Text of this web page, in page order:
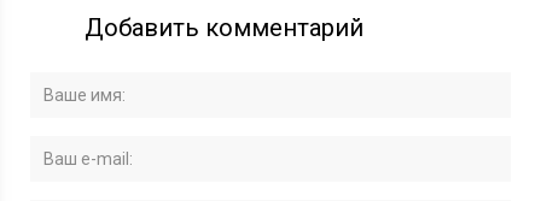
Добавить комментарий